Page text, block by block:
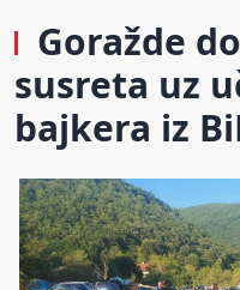
Goražde
susreta uz
bajkera iz